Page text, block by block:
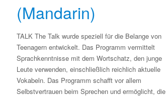
(Mandarin)
TALK The Talk wurde speziell für die Belange von
Teenagern entwickelt. Das Programm vermittelt
Sprachkenntnisse mit dem Wortschatz, den junge
Leute verwenden, einschließlich reichlich aktuelle
Vokabeln. Das Programm schafft vor allem
Selbstvertrauen beim Sprechen und ermöglicht, die